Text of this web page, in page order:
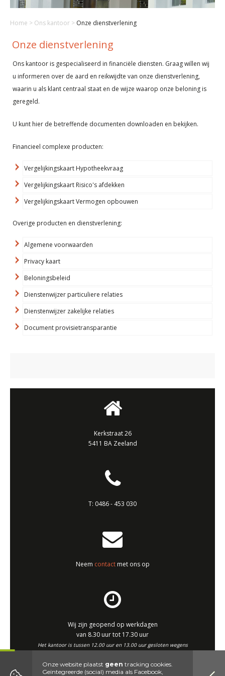
Home > Ons kantoor > Onze dienstverlening
Onze dienstverlening
Ons kantoor is gespecialiseerd in financiële diensten. Graag willen wij
u informeren over de aard en reikwijdte van onze dienstverlening,
waarin u als klant centraal staat en de wijze waarop onze beloning is
geregeld.
U kunt hier de betreffende documenten downloaden en bekijken.
Financieel complexe producten:
Vergelijkingskaart Hypotheekvraag
Vergelijkingskaart Risico's afdekken
Vergelijkingskaart Vermogen opbouwen
Overige producten en dienstverlening:
Algemene voorwaarden
Privacy kaart
Beloningsbeleid
Dienstenwijzer particuliere relaties
Dienstenwijzer zakelijke relaties
Document provisietransparantie
Kerkstraat 26
5411 BA Zeeland
T: 0486 - 453 030
Neem contactmet ons op
Wij zijn geopend op werkdagen
van 8.30 uur tot 17.30 uur
Het kantoor is tussen 12.00 uur en 13.00 uur gesloten wegens
Website by DenK Internet Solutions
Onze website plaatst geen tracking cookies.
Geïntegreerde (social) media als Facebook,